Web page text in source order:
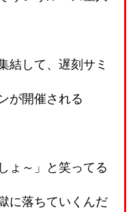
結して、遅刻サミ
が開催される
ょ～」と笑ってる
に落ちていくんだ